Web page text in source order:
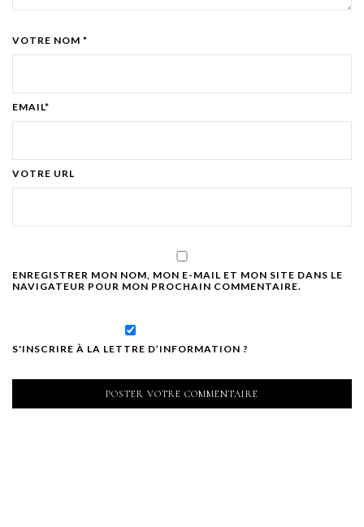
VOTRE NOM *
EMAIL*
VOTRE URL
ENREGISTRER MON NOM, MON E-MAIL ET MON SITE DANS LE
NAVIGATEUR POUR MON PROCHAIN COMMENTAIRE.
S'INSCRIRE À LA LETTRE D’INFORMATION ?